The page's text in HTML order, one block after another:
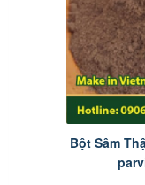
Bột Sâm